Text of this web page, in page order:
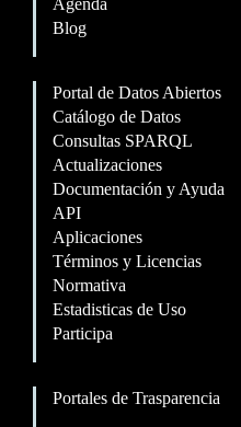
Blog
Portal de Datos Abiertos
Catálogo de Datos
Consultas SPARQL
Actualizaciones
Documentación y Ayuda
API
Aplicaciones
Términos y Licencias
Normativa
Estadisticas de Uso
Participa
Portales de Trasparencia